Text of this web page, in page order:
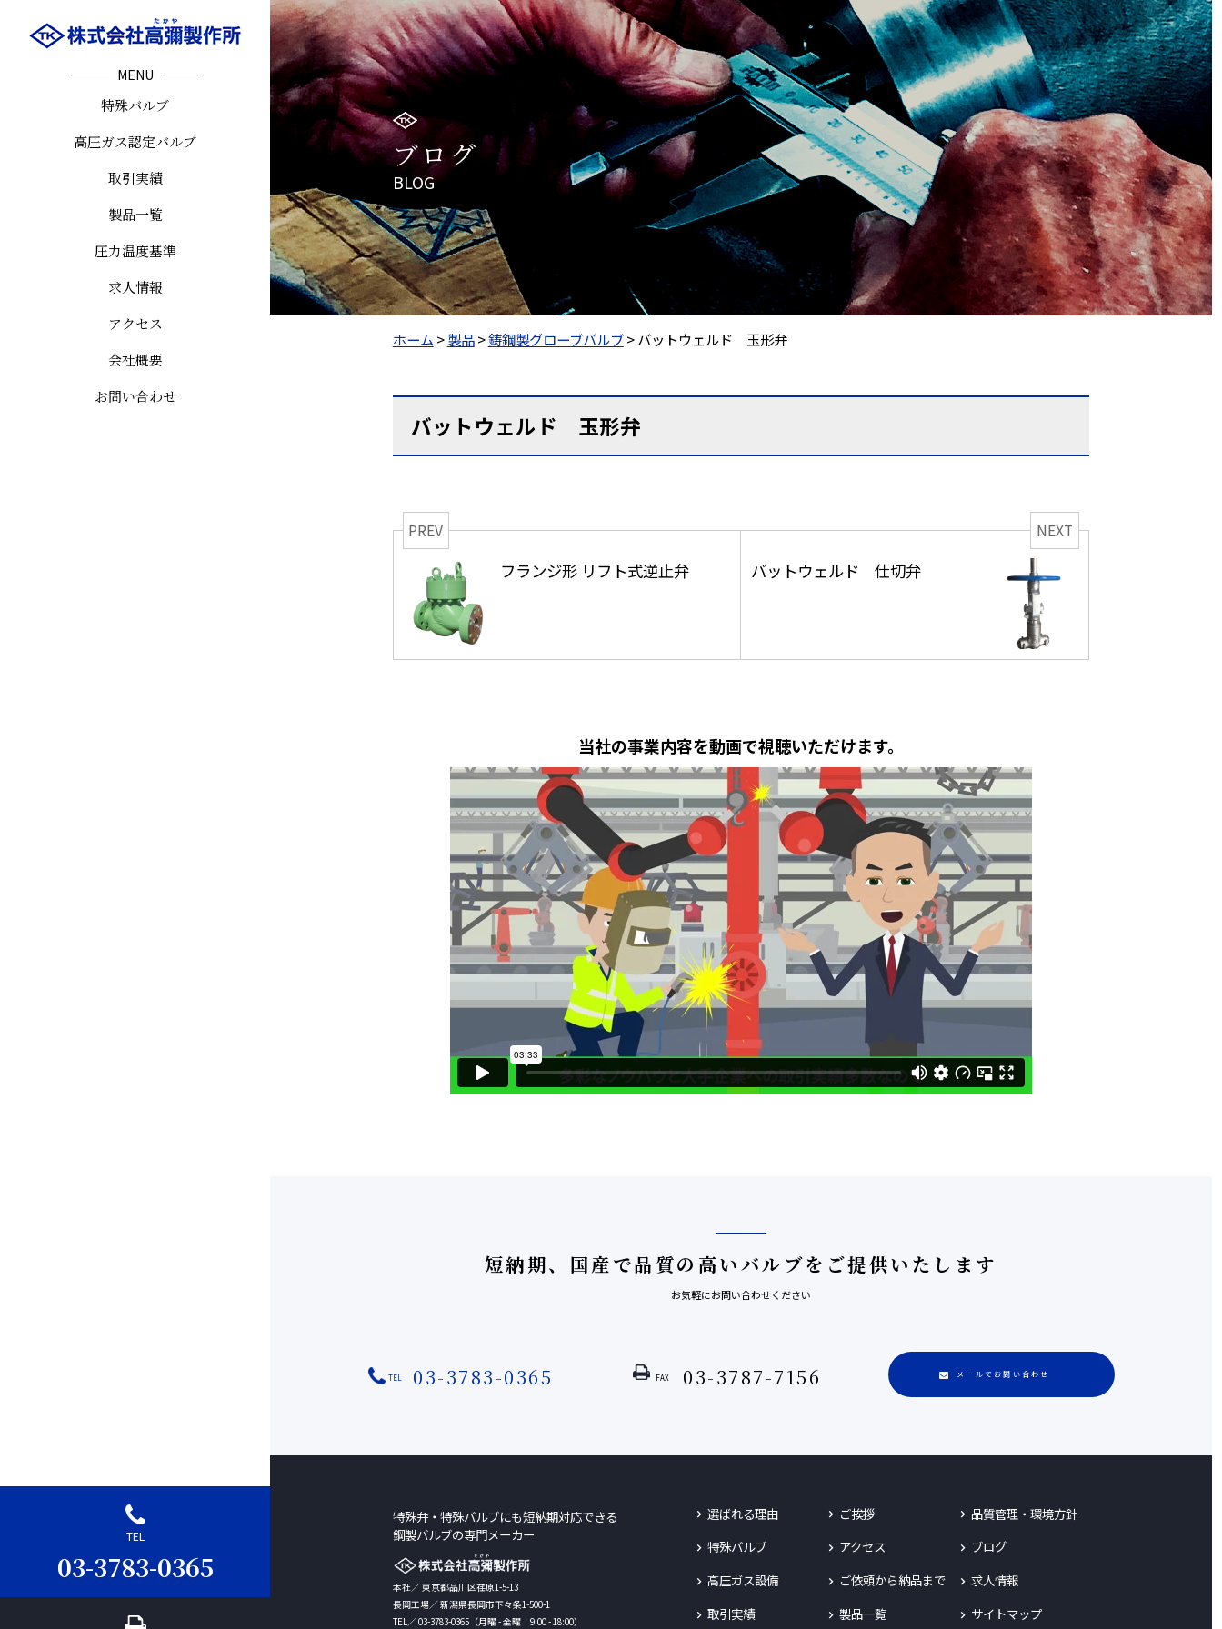
MENU
特殊バルブ
高圧ガス認定バルブ
取引実績
製品一覧
圧力温度基準
求人情報
アクセス
会社概要
お問い合わせ
TEL
03-3783-0365
ブログ
BLOG
ホーム>製品>鋳鋼製グローブバルブ>バットウェルド 玉形弁
バットウェルド 玉形弁
PREV
フランジ形 リフト式逆止弁
NEXT
バットウェルド 仕切弁
当社の事業内容を動画で視聴いただけます。
短納期、国産で品質の高いバルブをご提供いたします
お気軽にお問い合わせください
TEL 03-3783-0365 FAX 03-3787-7156 メールでお問い合わせ
特殊弁・特殊バルブにも短納期対応できる
鋼製バルブの専門メーカー
本社／ 東京都品川区荏原1-5-13
長岡工場／ 新潟県長岡市下々条1-500-1
TEL／ 03-3783-0365（月曜 - 金曜 9:00 - 18:00）
選ばれる理由
特殊バルブ
高圧ガス設備
取引実績
ご挨拶
アクセス
ご依頼から納品まで
製品一覧
品質管理・環境方針
ブログ
求人情報
サイトマップ